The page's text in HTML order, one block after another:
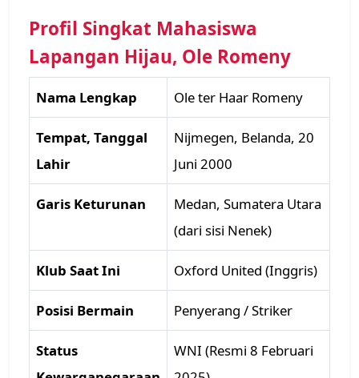
Profil Singkat Mahasiswa
Lapangan Hijau, Ole Romeny
Nama Lengkap Ole ter Haar Romeny
Tempat, Tanggal
Lahir
Nijmegen, Belanda, 20
Juni 2000
Garis Keturunan
Medan, Sumatera Utara
(dari sisi Nenek)
Klub Saat Ini Oxford United (Inggris)
Posisi Bermain Penyerang / Striker
Status
WNI (Resmi 8 Februari